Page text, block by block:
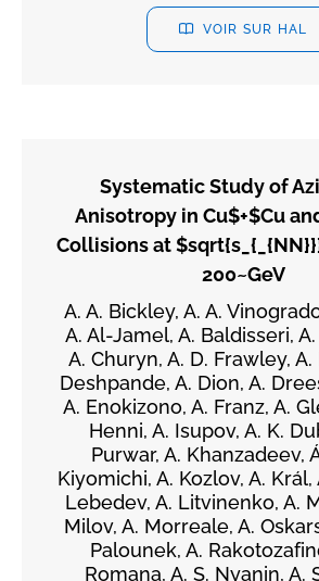
VOIR SUR HAL
Systematic Study of
Anisotropy in Cu$+$Cu
Collisions at
200~GeV
A. A. Bickley, A. A.
A. Al-Jamel, A. Baldisseri,
A. Churyn, A. D. Frawley, A.
Deshpande, A. Dion, A.
A. Enokizono, A. Franz, A.
Henni, A. Isupov, A. K.
Purwar, A. Khanzadeev,
Kiyomichi, A. Kozlov, A. Král,
Lebedev, A. Litvinenko, A.
Milov, A. Morreale, A.
Palounek, A.
Romana, A. S. Nyanin, A.